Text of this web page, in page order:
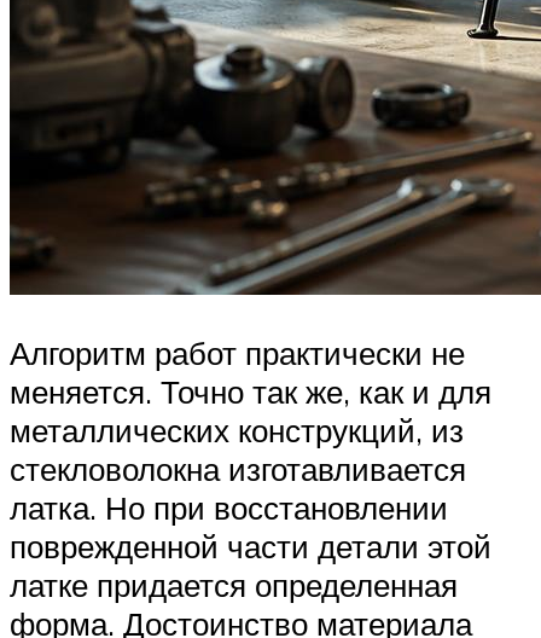
Алгоритм работ практически не
меняется. Точно так же, как и для
металлических конструкций, из
стекловолокна изготавливается
латка. Но при восстановлении
поврежденной части детали этой
латке придается определенная
форма. Достоинство материала